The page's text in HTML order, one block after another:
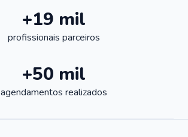
+19 mil
profissionais parceiros
+50 mil
agendamentos realizados